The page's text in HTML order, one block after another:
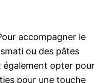
accompagner le
ou des pâtes
également opter pour
pour une touche